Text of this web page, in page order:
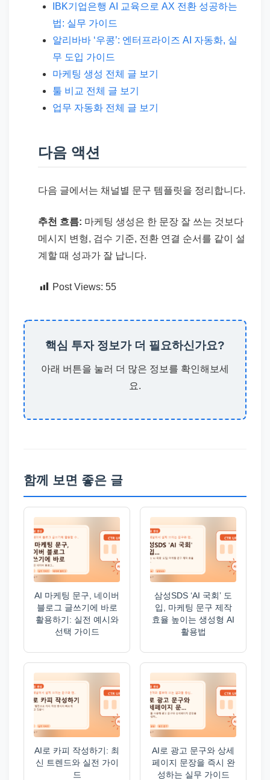
IBK기업은행 AI 교육으로 AX 전환 성공하는
법: 실무 가이드
알리바바 ‘우콩’: 엔터프라이즈 AI 자동화, 실
무 도입 가이드
마케팅 생성 전체 글 보기
툴 비교 전체 글 보기
업무 자동화 전체 글 보기
다음 액션
다음 글에서는 채널별 문구 템플릿을 정리합니다.
추천 흐름: 마케팅 생성은 한 문장 잘 쓰는 것보다
메시지 변형, 검수 기준, 전환 연결 순서를 같이 설
계할 때 성과가 잘 납니다.
Post Views: 55
핵심 투자 정보가 더 필요하신가요?
아래 버튼을 눌러 더 많은 정보를 확인해보세
요.
함께 보면 좋은 글
AI 마케팅 문구, 네이버
블로그 글쓰기에 바로
활용하기: 실전 예시와
선택 가이드
삼성SDS ‘AI 국회’ 도
입, 마케팅 문구 제작
효율 높이는 생성형 AI
활용법
AI로 카피 작성하기: 최
신 트렌드와 실전 가이
드
AI로 광고 문구와 상세
페이지 문장을 즉시 완
성하는 실무 가이드